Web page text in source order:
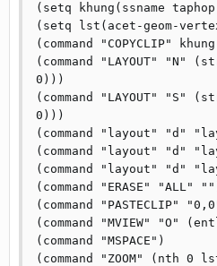
(setq khung(ssname
(setq lst(acet-geom-
(command "COPYCLIP"
(command "LAYOUT"
0)))
(command "LAYOUT"
0)))
(command "layout" "d"
(command "layout" "d"
(command "layout" "d"
(command "ERASE" "ALL"
(command "PASTECLIP"
(command "MVIEW" "O"
(command "MSPACE")
(command "ZOOM" (nth